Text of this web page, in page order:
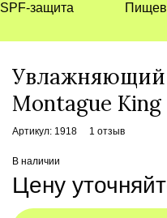
SPF-защита
Увлажняющий
Montague
Артикул: 1918 1 отзыв
Цену
В наличии